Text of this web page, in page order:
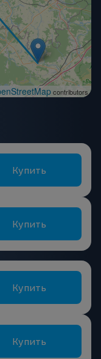
contributors
Купить
Купить
Купить
Купить